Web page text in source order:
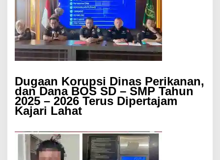
Dugaan Korupsi Dinas Perikanan,
dan Dana BOS SD – SMP Tahun
2025 – 2026 Terus Dipertajam
Kajari Lahat